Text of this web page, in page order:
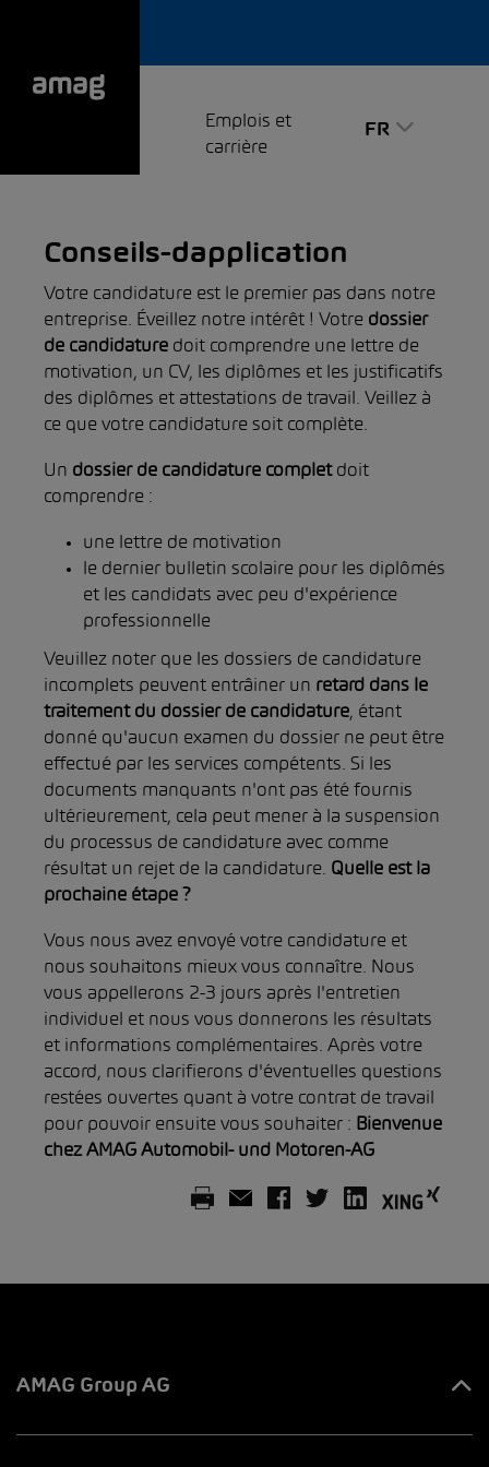
FR
Emplois et
carrière
Conseils-dapplication
Votre candidature est le premier pas dans notre
entreprise. Éveillez notre intérêt ! Votre dossier
de candidature doit comprendre une lettre de
motivation, un CV, les diplômes et les justificatifs
des diplômes et attestations de travail. Veillez à
ce que votre candidature soit complète.
Un dossier de candidature completdoit
comprendre :
une lettre de motivation
le dernier bulletin scolaire pour les diplômés
et les candidats avec peu d'expérience
professionnelle
Veuillez noter que les dossiers de candidature
incomplets peuvent entrâiner un retard dans le
traitement du dossier de candidature, étant
donné qu'aucun examen du dossier ne peut être
effectué par les services compétents. Si les
documents manquants n'ont pas été fournis
ultérieurement, cela peut mener à la suspension
du processus de candidature avec comme
résultat un rejet de la candidature. Quelle est la
prochaine étape ?
Vous nous avez envoyé votre candidature et
nous souhaitons mieux vous connaître. Nous
vous appellerons 2-3 jours après l'entretien
individuel et nous vous donnerons les résultats
et informations complémentaires. Après votre
accord, nous clarifierons d'éventuelles questions
restées ouvertes quant à votre contrat de travail
pour pouvoir ensuite vous souhaiter : Bienvenue
chez AMAG Automobil- und Motoren-AG
AMAG Group AG